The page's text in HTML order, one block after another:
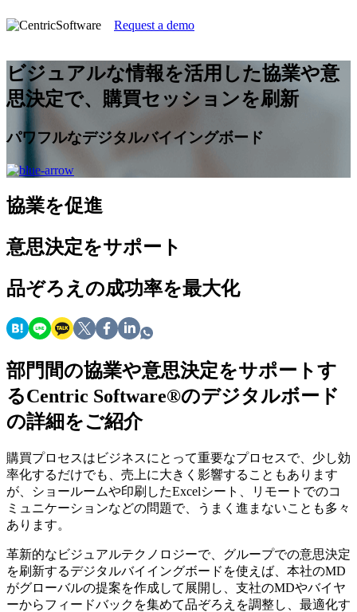
Request a demo
ビジュアルな情報を活用した協業や意
思決定で、購買セッションを刷新
パワフルなデジタルバイイングボード
協業を促進
意思決定をサポート
品ぞろえの成功率を最大化
部門間の協業や意思決定をサポートす
るCentric Software®のデジタルボード
の詳細をご紹介
購買プロセスはビジネスにとって重要なプロセスで、少し効
率化するだけでも、売上に大きく影響することもあります
が、ショールームや印刷したExcelシート、リモートでのコ
ミュニケーションなどの問題で、うまく進まないことも多々
あります。
革新的なビジュアルテクノロジーで、グループでの意思決定
を刷新するデジタルバイイングボードを使えば、本社のMD
がグローバルの提案を作成して展開し、支社のMDやバイヤ
ーからフィードバックを集めて品ぞろえを調整し、最適化す